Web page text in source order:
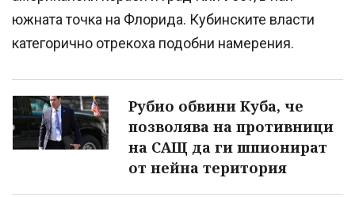
южната точка на Флорида. Кубинските власти
категорично отрекоха подобни намерения.
Рубио обвини Куба, че
позволява на противници
на САЩ да ги шпионират
от нейна територия